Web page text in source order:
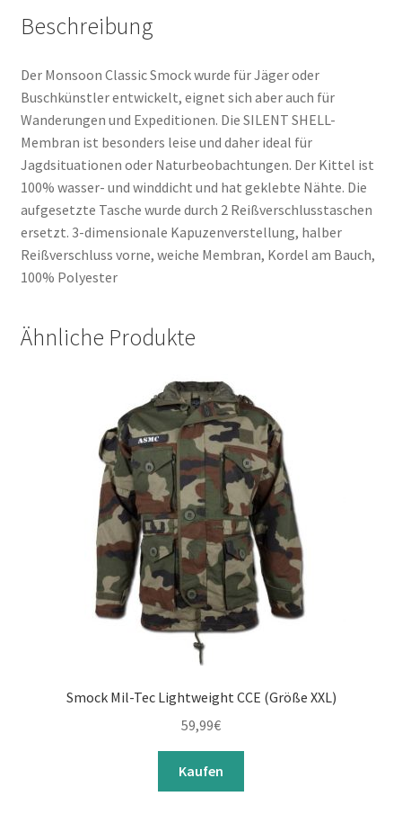
Beschreibung
Der Monsoon Classic Smock wurde für Jäger oder
Buschkünstler entwickelt, eignet sich aber auch für
Wanderungen und Expeditionen. Die SILENT SHELL-
Membran ist besonders leise und daher ideal für
Jagdsituationen oder Naturbeobachtungen. Der Kittel ist
100% wasser- und winddicht und hat geklebte Nähte. Die
aufgesetzte Tasche wurde durch 2 Reißverschlusstaschen
ersetzt. 3-dimensionale Kapuzenverstellung, halber
Reißverschluss vorne, weiche Membran, Kordel am Bauch,
100% Polyester
Ähnliche Produkte
Smock Mil-Tec Lightweight CCE (Größe XXL)
59,99€
Kaufen